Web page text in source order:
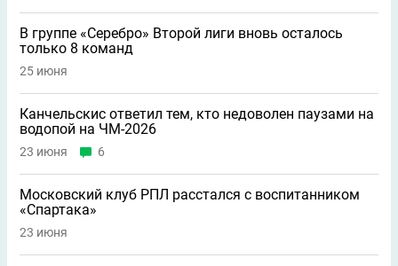
В группе «Серебро» Второй лиги вновь осталось
только 8 команд
25 июня
Канчельскис ответил тем, кто недоволен паузами на
водопой на ЧМ-2026
23 июня 6
Московский клуб РПЛ расстался с воспитанником
«Спартака»
23 июня